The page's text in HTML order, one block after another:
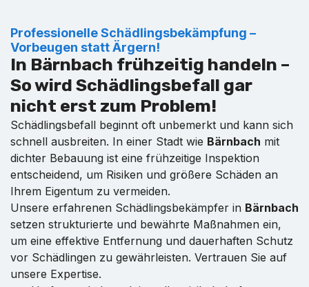
Professionelle Schädlingsbekämpfung –
Vorbeugen statt Ärgern!
In Bärnbach frühzeitig handeln –
So wird Schädlingsbefall gar
nicht erst zum Problem!
Schädlingsbefall beginnt oft unbemerkt und kann sich
schnell ausbreiten. In einer Stadt wie Bärnbach mit
dichter Bebauung ist eine frühzeitige Inspektion
entscheidend, um Risiken und größere Schäden an
Ihrem Eigentum zu vermeiden.
Unsere erfahrenen Schädlingsbekämpfer in Bärnbach
setzen strukturierte und bewährte Maßnahmen ein,
um eine effektive Entfernung und dauerhaften Schutz
vor Schädlingen zu gewährleisten. Vertrauen Sie auf
unsere Expertise.